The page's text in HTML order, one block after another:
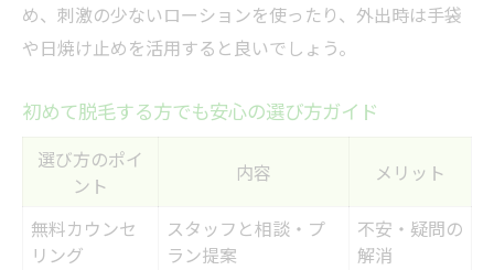
め、刺激の少ないローションを使ったり、外出時は手袋
や日焼け止めを活用すると良いでしょう。
初めて脱毛する方でも安心の選び方ガイド
選び方のポイ
ント
内容 メリット
無料カウンセ
リング
スタッフと相談・プ
ラン提案
不安・疑問の
解消